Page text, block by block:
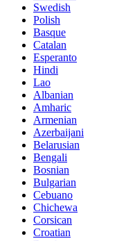
Swedish
Polish
Basque
Catalan
Esperanto
Hindi
Lao
Albanian
Amharic
Armenian
Azerbaijani
Belarusian
Bengali
Bosnian
Bulgarian
Cebuano
Chichewa
Corsican
Croatian